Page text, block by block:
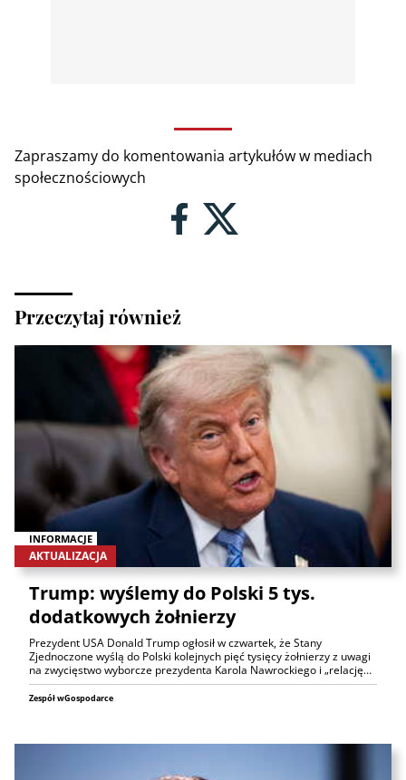
Zapraszamy do komentowania artykułów w mediach
społecznościowych
Przeczytaj również
INFORMACJE
AKTUALIZACJA
Trump: wyślemy do Polski 5 tys.
dodatkowych żołnierzy
Prezydent USA Donald Trump ogłosił w czwartek, że Stany
Zjednoczone wyślą do Polski kolejnych pięć tysięcy żołnierzy z uwagi
na zwycięstwo wyborcze prezydenta Karola Nawrockiego i „relację…
Zespół wGospodarce